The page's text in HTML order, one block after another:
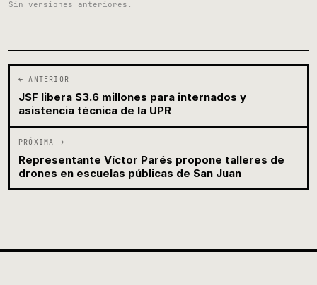
Sin versiones anteriores.
← ANTERIOR
JSF libera $3.6 millones para internados y
asistencia técnica de la UPR
PRÓXIMA →
Representante Víctor Parés propone talleres de
drones en escuelas públicas de San Juan